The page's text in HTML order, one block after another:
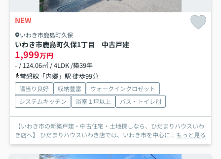
NEW
いわき市鹿島町久保
いわき市鹿島町久保1丁目 中古戸建
1,999万円
- / 124.06㎡ / 4LDK /築39年
常磐線「内郷」駅 徒歩99分
陽当り良好 収納豊富
ウォークインクロゼット
システムキッチン
浴室１坪以上 バス・トイレ別
【いわき市の新築戸建・中古住宅・土地探しなら、ひだまりハウスいわ
き店へ】 ひだまりハウスいわき店では、いわき市を中心に... もっと見る